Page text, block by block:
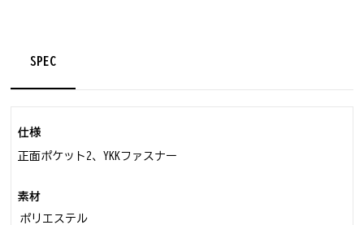
SPEC
仕様
正面ポケット2、YKKファスナー
素材
ポリエステル